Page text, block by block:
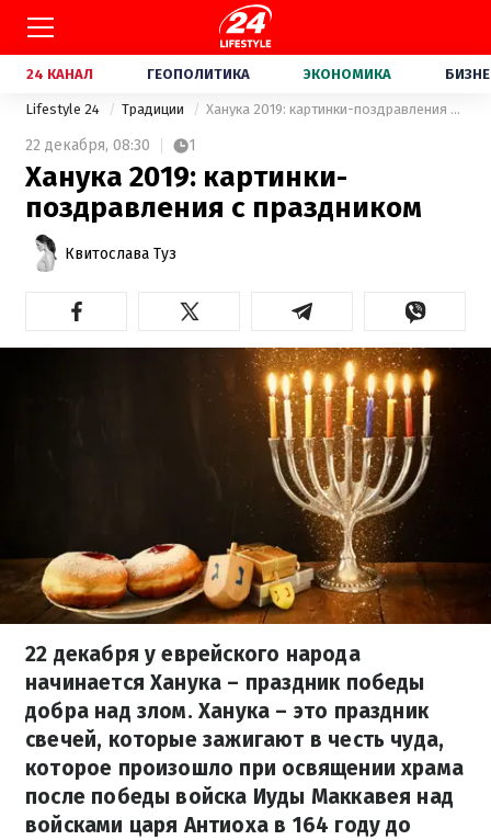
24 КАНАЛ ГЕОПОЛИТИКА ЭКОНОМИКА
Lifestyle 24 Традиции Ханука 2019: картинки-поздравления с праздником
22 декабря, 08:30 1
Ханука 2019: картинки-
поздравления с праздником
Квитослава Туз
22 декабря у еврейского народа
начинается Ханука – праздник победы
добра над злом. Ханука – это праздник
свечей, которые зажигают в честь чуда,
которое произошло при освящении храма
после победы войска Иуды Маккавея над
войсками царя Антиоха в 164 году до